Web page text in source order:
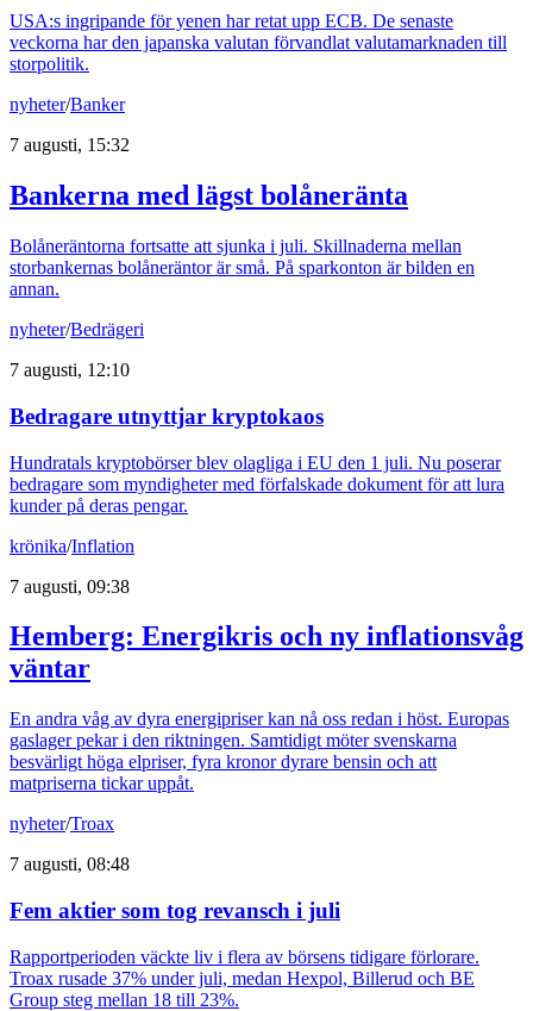
USA:s ingripande för yenen har retat upp ECB. De senaste
veckorna har den japanska valutan förvandlat valutamarknaden till
storpolitik.
nyheter/Banker
7 augusti, 15:32
Bankerna med lägst bolåneränta
Bolåneräntorna fortsatte att sjunka i juli. Skillnaderna mellan
storbankernas bolåneräntor är små. På sparkonton är bilden en
annan.
nyheter/Bedrägeri
7 augusti, 12:10
Bedragare utnyttjar kryptokaos
Hundratals kryptobörser blev olagliga i EU den 1 juli. Nu poserar
bedragare som myndigheter med förfalskade dokument för att lura
kunder på deras pengar.
krönika/Inflation
7 augusti, 09:38
Hemberg: Energikris och ny inflationsvåg
väntar
En andra våg av dyra energipriser kan nå oss redan i höst. Europas
gaslager pekar i den riktningen. Samtidigt möter svenskarna
besvärligt höga elpriser, fyra kronor dyrare bensin och att
matpriserna tickar uppåt.
nyheter/Troax
7 augusti, 08:48
Fem aktier som tog revansch i juli
Rapportperioden väckte liv i flera av börsens tidigare förlorare.
Troax rusade 37% under juli, medan Hexpol, Billerud och BE
Group steg mellan 18 till 23%.